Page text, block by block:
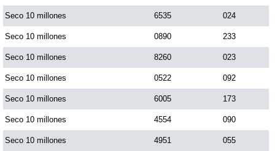
Super Chontico Noche
Seco 10 millones 6535 024
Seco 10 millones 0890 233
Seco 10 millones 8260 023
Seco 10 millones 0522 092
Seco 10 millones 6005 173
Seco 10 millones 4554 090
Seco 10 millones 4951 055